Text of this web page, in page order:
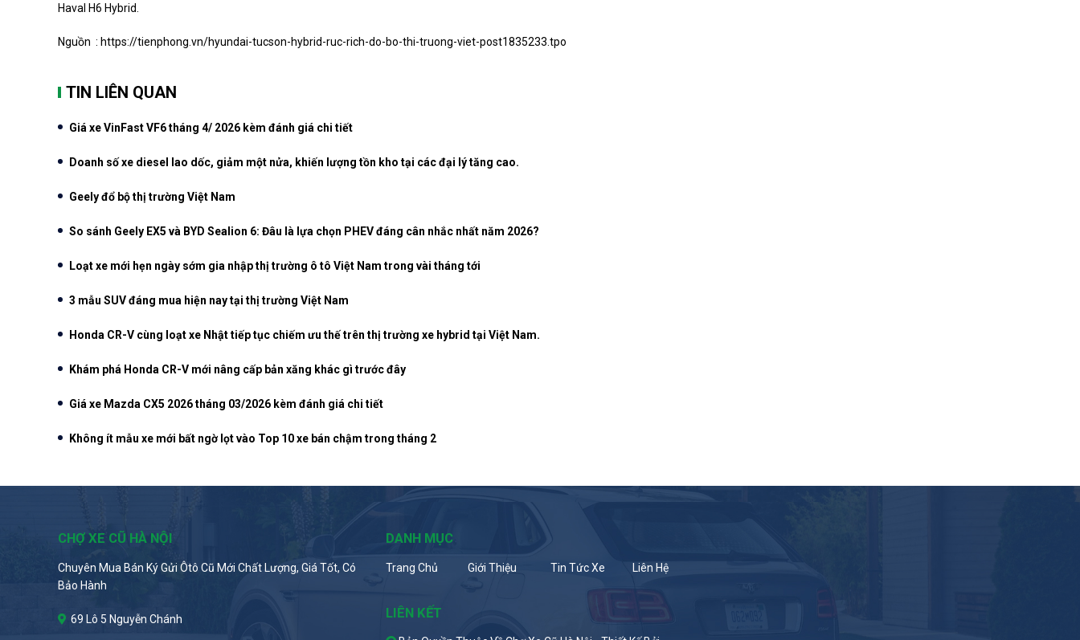
Haval H6 Hybrid.
Nguồn : https://tienphong.vn/hyundai-tucson-hybrid-ruc-rich-do-bo-thi-truong-viet-post1835233.tpo
TIN LIÊN QUAN
Giá xe VinFast VF6 tháng 4/ 2026 kèm đánh giá chi tiết
Doanh số xe diesel lao dốc, giảm một nửa, khiến lượng tồn kho tại các đại lý tăng cao.
Geely đổ bộ thị trường Việt Nam
So sánh Geely EX5 và BYD Sealion 6: Đâu là lựa chọn PHEV đáng cân nhắc nhất năm 2026?
Loạt xe mới hẹn ngày sớm gia nhập thị trường ô tô Việt Nam trong vài tháng tới
3 mẫu SUV đáng mua hiện nay tại thị trường Việt Nam
Honda CR-V cùng loạt xe Nhật tiếp tục chiếm ưu thế trên thị trường xe hybrid tại Việt Nam.
Khám phá Honda CR-V mới nâng cấp bản xăng khác gì trước đây
Giá xe Mazda CX5 2026 tháng 03/2026 kèm đánh giá chi tiết
Không ít mẫu xe mới bất ngờ lọt vào Top 10 xe bán chậm trong tháng 2
CHỢ XE CŨ HÀ NỘI
Chuyên Mua Bán Ký Gửi Ôtô Cũ Mới Chất Lượng, Giá Tốt, Có
Bảo Hành
69 Lô 5 Nguyễn Chánh
DANH MỤC
Trang Chủ Giới Thiệu Tin Tức Xe Liên Hệ
LIÊN KẾT